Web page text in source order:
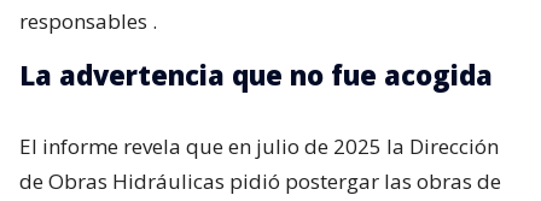
responsables .
La advertencia que no fue acogida
El informe revela que en julio de 2025 la Dirección
de Obras Hidráulicas pidió postergar las obras de